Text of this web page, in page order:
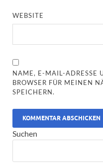
WEBSITE
NAME, E-MAIL-ADRESSE
BROWSER FÜR MEINEN
SPEICHERN.
ALTERNATIVE:
Suchen